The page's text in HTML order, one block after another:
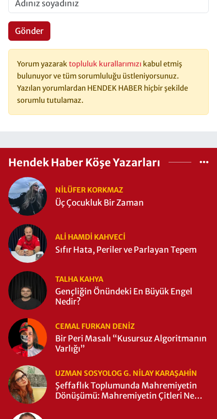
Gönder
Yorum yazaraktopluluk kurallarımızı kabul etmiş
bulunuyor ve tüm sorumluluğu üstleniyorsunuz.
Yazılan yorumlardan HENDEK HABER hiçbir şekilde
sorumlu tutulamaz.
Hendek Haber Köşe Yazarları
NILÜFER KORKMAZ
Üç Çocukluk Bir Zaman
ALI HAMDI KAHVECİ
Sıfır Hata, Periler ve Parlayan Tepem
TALHA KAHYA
Gençliğin Önündeki En Büyük Engel
Nedir?
CEMAL FURKAN DENİZ
Bir Peri Masalı “Kusursuz Algoritmanın
Varlığı”
UZMAN SOSYOLOG G. NILAY KARAŞAHİN
Şeffaflık Toplumunda Mahremiyetin
Dönüşümü: Mahremiyetin Çitleri Ne